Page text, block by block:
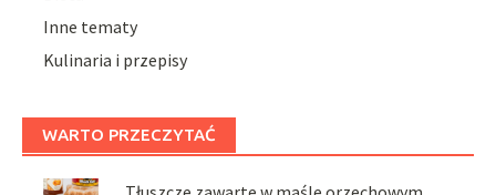
Inne tematy
Kulinaria i przepisy
WARTO PRZECZYTAĆ